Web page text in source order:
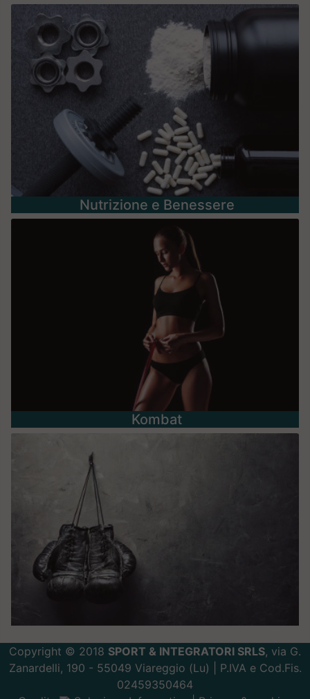
Nutrizione e Benessere
Kombat
Copyright © 2018 SPORT & INTEGRATORI SRLS, via G.
Zanardelli, 190 - 55049 Viareggio (Lu) | P.IVA e Cod.Fis.
02459350464